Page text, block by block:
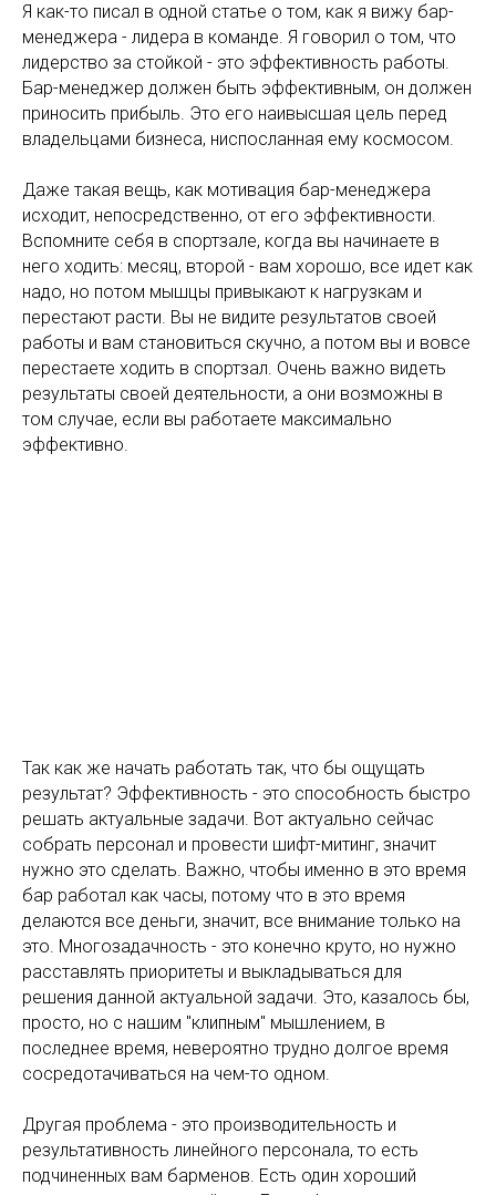
Я как-то писал в одной статье о том, как я вижу бар-
менеджера - лидера в команде. Я говорил о том, что
лидерство за стойкой - это эффективность работы.
Бар-менеджер должен быть эффективным, он должен
приносить прибыль. Это его наивысшая цель перед
владельцами бизнеса, ниспосланная ему космосом.
Даже такая вещь, как мотивация бар-менеджера
исходит, непосредственно, от его эффективности.
Вспомните себя в спортзале, когда вы начинаете в
него ходить: месяц, второй - вам хорошо, все идет как
надо, но потом мышцы привыкают к нагрузкам и
перестают расти. Вы не видите результатов своей
работы и вам становиться скучно, а потом вы и вовсе
перестаете ходить в спортзал. Очень важно видеть
результаты своей деятельности, а они возможны в
том случае, если вы работаете максимально
эффективно.
Так как же начать работать так, что бы ощущать
результат? Эффективность - это способность быстро
решать актуальные задачи. Вот актуально сейчас
собрать персонал и провести шифт-митинг, значит
нужно это сделать. Важно, чтобы именно в это время
бар работал как часы, потому что в это время
делаются все деньги, значит, все внимание только на
это. Многозадачность - это конечно круто, но нужно
расставлять приоритеты и выкладываться для
решения данной актуальной задачи. Это, казалось бы,
просто, но с нашим "клипным" мышлением, в
последнее время, невероятно трудно долгое время
сосредотачиваться на чем-то одном.
Другая проблема - это производительность и
результативность линейного персонала, то есть
подчиненных вам барменов. Есть один хороший